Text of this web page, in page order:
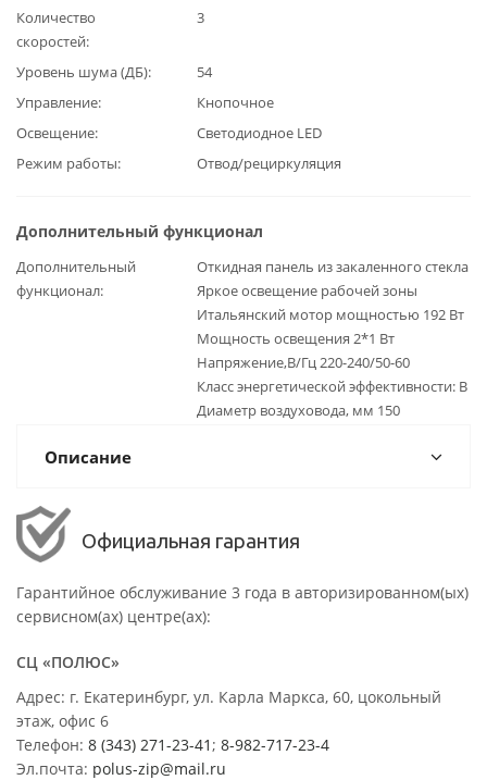
Количество
скоростей
3
Уровень шума (ДБ)
54
Управление
Кнопочное
Освещение
Светодиодное LED
Режим работы
Отвод/рециркуляция
Дополнительный функционал
Дополнительный
функционал
Откидная панель из закаленного стекла
Яркое освещение рабочей зоны
Итальянский мотор мощностью 192 Вт
Мощность освещения 2*1 Вт
Напряжение,В/Гц 220-240/50-60
Класс энергетической эффективности: B
Диаметр воздуховода, мм 150
Описание
Официальная гарантия
Гарантийное обслуживание 3 года в авторизированном(ых)
сервисном(ах) центре(ах):
СЦ «ПОЛЮС»
Адрес: г. Екатеринбург, ул. Карла Маркса, 60, цокольный
этаж, офис 6
Телефон: 8 (343) 271-23-41 ; 8-982-717-23-4
Эл.почта: polus-zip@mail.ru